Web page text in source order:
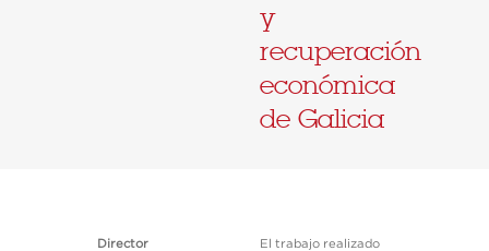
y
recuperación
económica
de Galicia
Director
El trabajo realizado